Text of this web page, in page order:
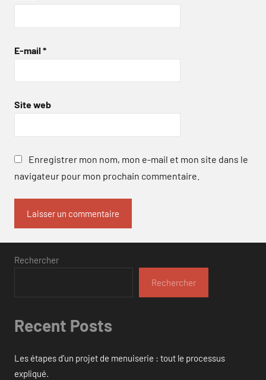
E-mail *
Site web
Enregistrer mon nom, mon e-mail et mon site dans le
navigateur pour mon prochain commentaire.
Rechercher
Rechercher
Recent Posts
Les étapes d’un projet de menuiserie : tout le processus
expliqué.